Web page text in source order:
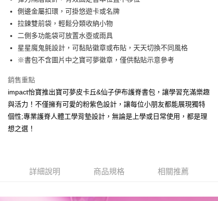
大哥付你分期
相關說明
【大哥付你分期使用說明】
1.本服務由台灣大哥大提供，台灣大哥大用戶可立即使用無須另外申請。
2.付款方式選擇「大哥付你分期」，訂單成立後會自動跳轉到大哥付的交易
流程，驗證手機門號後，選擇欲分期的期數、繳款截止日，確認付款後即完
成交易。
4.訂單成立30分鐘內，如未前往確認交易或遇審核未通過，訂單將自動取
法說明評估內容。
【繳款方式說明】
1.分期款項不併入電信帳單，「大哥付你分期」於每月結算日後寄送繳費提
醒簡訊。
2.透過簡訊連結打開帳單後，可選擇「超商條碼／台灣大直營門市／銀行轉
用戶於交易時，得透過本服務購買商品或服務，並由商店將買賣／分期付款
AFTEE先享後付
相關說明
【關於「AFTEE先享後付」】
AFTEE先享後付是「在收到商品之後才付款」的支付方式。 讓您購物簡單
１．簡單：不需註冊會員、不需綁卡、不需儲值。
２．便利：只要手機號碼，簡訊認證，即可結帳。
３．安心：先確認商品／服務後，再付款。
【「AFTEE先享後付」結帳流程】
１．於結帳方式選擇「AFTEE先享後付」後，將跳轉至「AFTEE先享後付」
※ 請注意：結帳手續完成當下不需立刻繳費，但若您需要取消訂單，請聯絡
※ 交易是否成功請以「AFTEE先享後付 」之結帳頁面顯示為準，若有關於
ATM付款
全家取貨付款
每筆NT$80，滿NT$1,000(含以上)免運費
付款後全家取貨
付款後萊爾富取貨
側邊金屬扣環，可掛悠遊卡或名牌
拉鍊雙前袋，輕鬆分類收納小物
二側多功能袋可放置水壺或雨具
星星魔鬼氈設計，可黏貼徽章或布貼，天天切換不同風格
※書包不含圖片中之寶可夢徽章，僅供黏貼示意參考
銷售重點
impact怡寶推出寶可夢皮卡丘&仙子伊布護脊書包，讓學習充滿樂趣
與活力！不僅擁有可愛的粉紫色設計，讓每位小朋友都能展現獨特
個性;專業護脊人體工學背墊設計，無論是上學或日常使用，都是理
想之選！
詳細說明 商品規格 相關推薦